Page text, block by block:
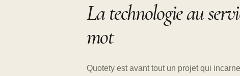
La technologie au
mot
Quotety est avant tout un projet qui